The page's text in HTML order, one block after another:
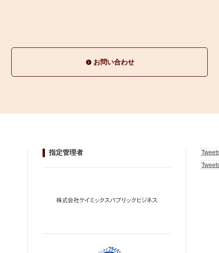
お問い合わせ
指定管理者